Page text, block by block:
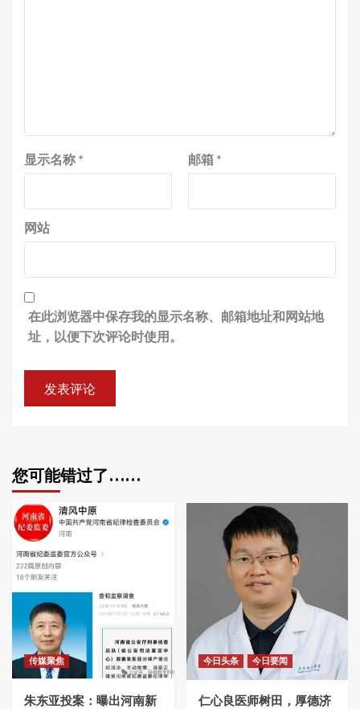
显示名称 * 邮箱 *
网站
在此浏览器中保存我的显示名称、邮箱地址和网站地
址，以便下次评论时使用。
您可能错过了……
传媒聚焦
朱东亚投案：曝出河南新
今日头条 今日要闻
仁心良医师树田，厚德济